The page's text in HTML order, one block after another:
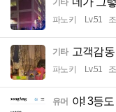
기타
파노키 Lv.51
기타 고객감
파노키 Lv.51
유머 야! 3등